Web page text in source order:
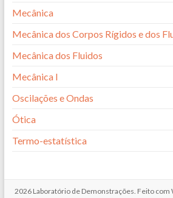
Mecânica
Mecânica dos Corpos Rígidos e dos
Mecânica dos Fluidos
Mecânica I
Oscilações e Ondas
Ótica
Termo-estatística
2026 Laboratório de Demonstrações. Feito com